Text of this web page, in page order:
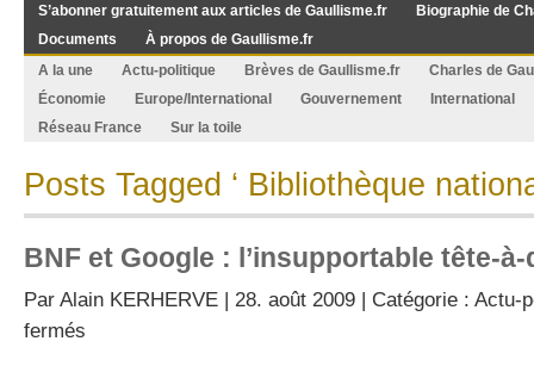
S’abonner gratuitement aux articles de Gaullisme.fr
Biographie de
Documents
À propos de Gaullisme.fr
A la une
Actu-politique Brèves de Gaullisme.fr
Charles de
Économie
Europe/International Gouvernement
International
Réseau France
Sur la toile
Posts Tagged ‘ Bibliothèque
BNF et Google : l’insupportable tête-à-
Par Alain KERHERVE | 28. août 2009 | Catégorie : Actu-
fermés